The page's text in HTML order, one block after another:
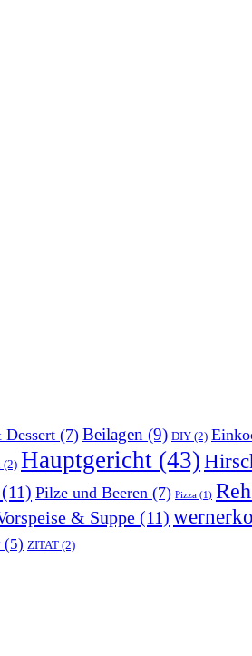
(7) Beilagen (9) DIY (2)
(2) Hauptgericht (43)
(11) Pilze und Beeren (7) Pizza (1) Reh
& Suppe (11)
(5) ZITAT (2)